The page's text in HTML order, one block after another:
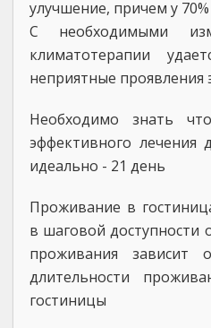
улучшение, причем у
С необходимыми
климатотерапии
неприятные проявления
Необходимо знать
эффективного
идеально - 21 день
Проживание в
в шаговой доступности
проживания зависит
длительности
гостиницы